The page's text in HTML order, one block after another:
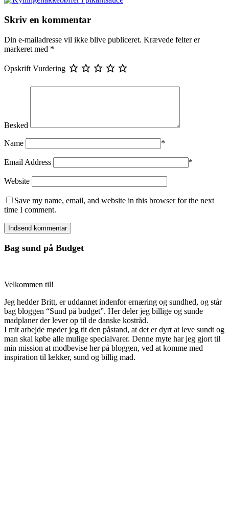
Skriv en kommentar
Din e-mailadresse vil ikke blive publiceret. Krævede felter er
markeret med *
Opskrift Vurdering
Besked
Name *
Email Address *
Website
Save my name, email, and website in this browser for the next
time I comment.
Bag sund på Budget
Velkommen til!
Jeg hedder Britt, er uddannet indenfor ernæring og sundhed, og står
bag bloggen “Sund på budget”. Her deler jeg billige og sunde
madplaner der lever op til de danske kostråd.
I mit arbejde møder jeg tit den påstand, at det er dyrt at leve sundt og
man skal købe alle mulige specialvarer. Denne myte har jeg gjort til
min mission at modbevise her på bloggen, ved at komme med
inspiration til lækker, sund og billig mad.